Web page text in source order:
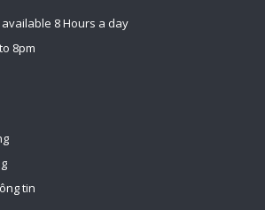
8 Hours a day
8pm
tin